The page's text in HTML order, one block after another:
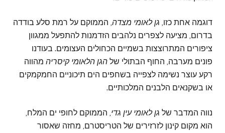
דוגמה אחת כזו, גן לאומי מצדה , הממוקם על רמת סלע בודדה
בדרום, מציעה לצפרים נלהבים הזדמנות להתפעל ממגוון
ציפורים המתרוצצות בשמיים הכחולים העצומים. בעודנו
פונים מערבה, החוף הבתולי של הגן הלאומי קיסריה מהווה
רקע עוצר נשימה לצפייה בשחפים הים תיכוניים החמקמקים
או בשקנאים הלבנים המלכותיים.
נווה המדבר של גן לאומי עין גדי, הממוקם לחופי ים המלח,
הוא מקום קינון לזרזירים של הטריסטרם, מחזה שאסור